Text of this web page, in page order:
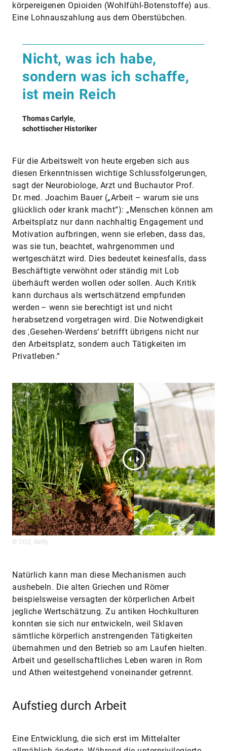
körpereigenen Opioiden (Wohlfühl-Botenstoffe) aus.
Eine Lohnauszahlung aus dem Oberstübchen.
Nicht, was ich habe,
sondern was ich schaffe,
ist mein Reich
Thomas Carlyle,
schottischer Historiker
Für die Arbeitswelt von heute ergeben sich aus
diesen Erkenntnissen wichtige Schlussfolgerungen,
sagt der Neurobiologe, Arzt und Buchautor Prof.
Dr. med. Joachim Bauer („Arbeit – warum sie uns
glücklich oder krank macht“): „Menschen können am
Arbeitsplatz nur dann nachhaltig Engagement und
Motivation aufbringen, wenn sie erleben, dass das,
was sie tun, beachtet, wahrgenommen und
wertgeschätzt wird. Dies bedeutet keinesfalls, dass
Beschäftigte verwöhnt oder ständig mit Lob
überhäuft werden wollen oder sollen. Auch Kritik
kann durchaus als wertschätzend empfunden
werden – wenn sie berechtigt ist und nicht
herabsetzend vorgetragen wird. Die Notwendigkeit
des ‚Gesehen-Werdens‘ betrifft übrigens nicht nur
den Arbeitsplatz, sondern auch Tätigkeiten im
Privatleben.“
© CO2, Getty
Natürlich kann man diese Mechanismen auch
aushebeln. Die alten Griechen und Römer
beispielsweise versagten der körperlichen Arbeit
jegliche Wertschätzung. Zu antiken Hochkulturen
konnten sie sich nur entwickeln, weil Sklaven
sämtliche körperlich anstrengenden Tätigkeiten
übernahmen und den Betrieb so am Laufen hielten.
Arbeit und gesellschaftliches Leben waren in Rom
und Athen weitestgehend voneinander getrennt.
Aufstieg durch Arbeit
Eine Entwicklung, die sich erst im Mittelalter